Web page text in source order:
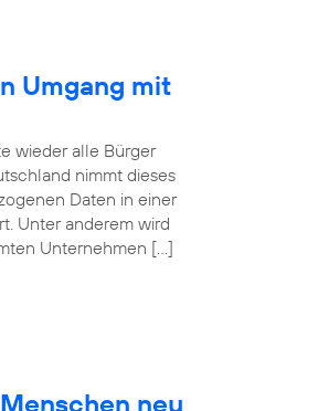
Umgang mit
wieder alle Bürger
nimmt dieses
Daten in einer
Unter anderem wird
Unternehmen […]
neu